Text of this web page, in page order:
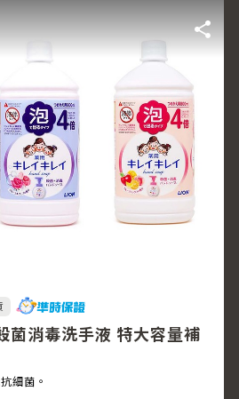
菌消毒洗手液 特大容量補
細菌。